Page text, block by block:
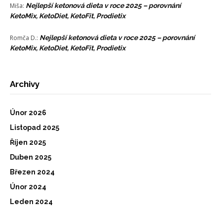
Miša: Nejlepší ketonová dieta v roce 2025 – porovnání
KetoMix, KetoDiet, KetoFit, Prodietix
Romča D.: Nejlepší ketonová dieta v roce 2025 – porovnání
KetoMix, KetoDiet, KetoFit, Prodietix
Archivy
Únor 2026
Listopad 2025
Říjen 2025
Duben 2025
Březen 2024
Únor 2024
Leden 2024